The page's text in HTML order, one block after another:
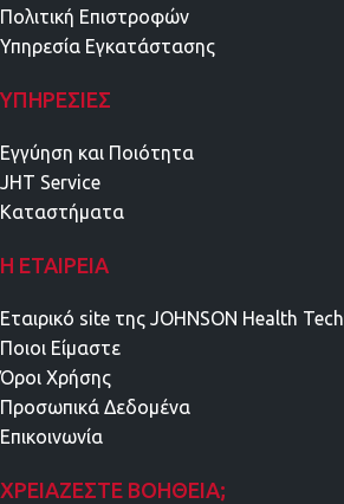
Πολιτική Επιστροφών
Υπηρεσία Εγκατάστασης
ΥΠΗΡΕΣΊΕΣ
Εγγύηση και Ποιότητα
JHT Service
Καταστήματα
Η ΕΤΑΙΡΕΊΑ
Εταιρικό site της JOHNSON Health Tech
Ποιοι Είμαστε
Όροι Χρήσης
Προσωπικά Δεδομένα
Επικοινωνία
ΧΡΕΙΆΖΕΣΤΕ ΒΟΉΘΕΙΑ;